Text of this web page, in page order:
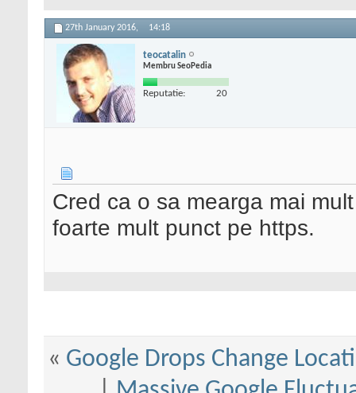
27th January 2016, 14:18
teocatalin
Membru SeoPedia
Reputatie: 20
Cred ca o sa mearga mai
foarte mult punct pe https.
« Google Drops Change